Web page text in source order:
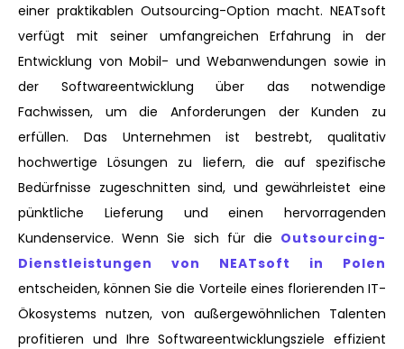
einer praktikablen Outsourcing-Option macht. NEATsoft
verfügt mit seiner umfangreichen Erfahrung in der
Entwicklung von Mobil- und Webanwendungen sowie in
der Softwareentwicklung über das notwendige
Fachwissen, um die Anforderungen der Kunden zu
erfüllen. Das Unternehmen ist bestrebt, qualitativ
hochwertige Lösungen zu liefern, die auf spezifische
Bedürfnisse zugeschnitten sind, und gewährleistet eine
pünktliche Lieferung und einen hervorragenden
Kundenservice. Wenn Sie sich für die Outsourcing-
Dienstleistungen von NEATsoft in Polen
entscheiden, können Sie die Vorteile eines florierenden IT-
Ökosystems nutzen, von außergewöhnlichen Talenten
profitieren und Ihre Softwareentwicklungsziele effizient